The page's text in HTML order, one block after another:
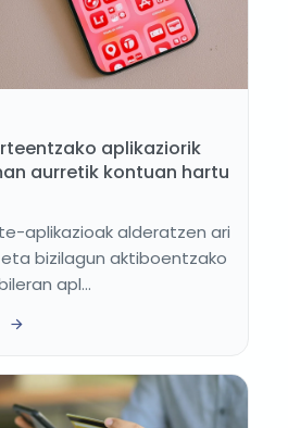
aplikaziorik
aurretik kontuan hartu
aplikazioak alderatzen ari
bizilagun aktiboentzako
apl...